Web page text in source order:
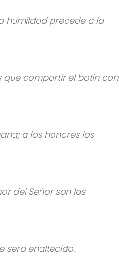
humildad precede a la
que compartir el botín con
a los honores los
del Señor son las
será enaltecido.